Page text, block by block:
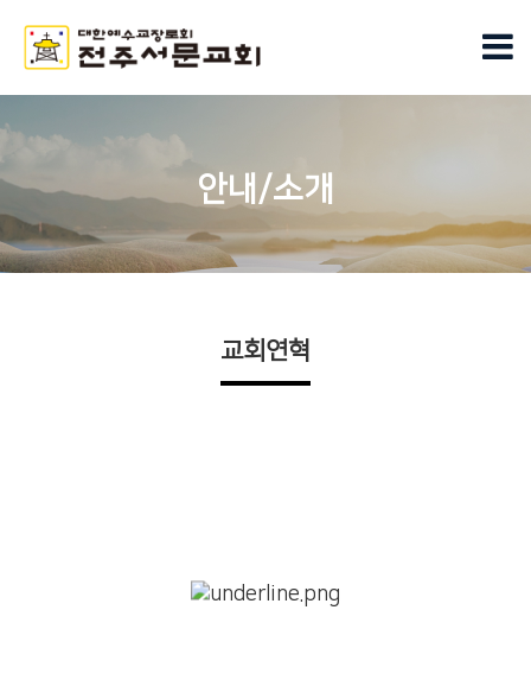
안내/소개
교회연혁